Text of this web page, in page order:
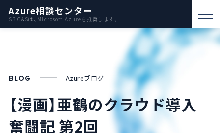
Azure相談センター
SB C&Sは、Microsoft Azureを推奨します。
パートナー支援
資料ダウンロード
お問い合わせ
Azureとは
BLOG Azureブログ
【漫画】亜鶴のクラウド導入
奮闘記 第2回